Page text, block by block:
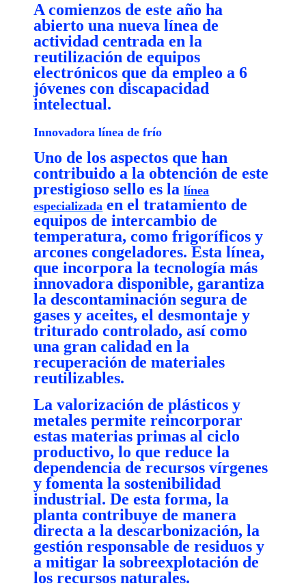
A comienzos de este año ha
abierto una nueva línea de
actividad centrada en la
reutilización de equipos
electrónicos que da empleo a 6
jóvenes con discapacidad
intelectual.
Innovadora línea de frío
Uno de los aspectos que han
contribuido a la obtención de este
prestigioso sello es lalínea
especializada en el tratamiento de
equipos de intercambio de
temperatura, como frigoríficos y
arcones congeladores. Esta línea,
que incorpora la tecnología más
innovadora disponible, garantiza
la descontaminación segura de
gases y aceites, el desmontaje y
triturado controlado, así como
una gran calidad en la
recuperación de materiales
reutilizables.
La valorización de plásticos y
metales permite reincorporar
estas materias primas al ciclo
productivo, lo que reduce la
dependencia de recursos vírgenes
y fomenta la sostenibilidad
industrial. De esta forma, la
planta contribuye de manera
directa a la descarbonización, la
gestión responsable de residuos y
a mitigar la sobreexplotación de
los recursos naturales.